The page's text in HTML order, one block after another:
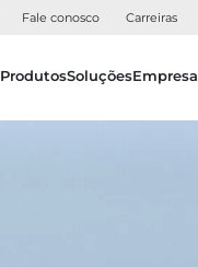
Fale conosco Carreiras
ProdutosSoluçõesEmpresa